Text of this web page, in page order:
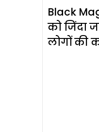
Black
को जिंदा
लोगों की